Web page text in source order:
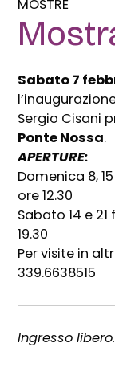
MOSTRE
Sabato 7
Sergio Cisani
Ponte Nossa.
APERTURE:
Domenica 8,
ore 12.30
Sabato 14 e
19.30
Per visite in
339.6638515
Ingresso libero.